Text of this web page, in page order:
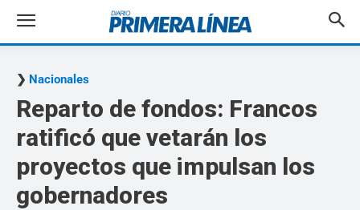
Nacionales
Reparto de fondos: Francos
ratificó que vetarán los
proyectos que impulsan los
gobernadores